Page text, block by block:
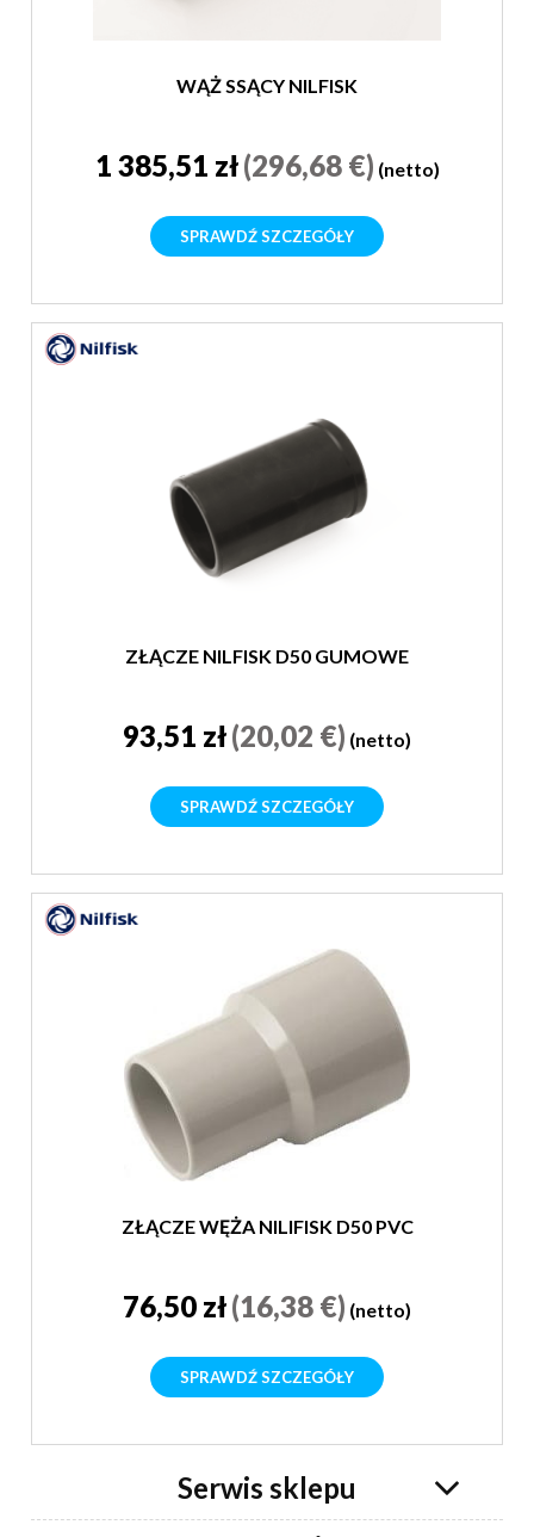
WĄŻ SSĄCY NILFISK
1 385,51 zł(296,68 €) (netto)
SPRAWDŹ SZCZEGÓŁY
ZŁĄCZE NILFISK D50 GUMOWE
93,51 zł(20,02 €) (netto)
SPRAWDŹ SZCZEGÓŁY
ZŁĄCZE WĘŻA NILIFISK D50 PVC
76,50 zł(16,38 €) (netto)
SPRAWDŹ SZCZEGÓŁY
Serwis sklepu